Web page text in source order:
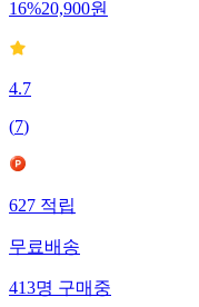
16%20,900원
4.7
(7)
627적립
무료배송
413명구매중